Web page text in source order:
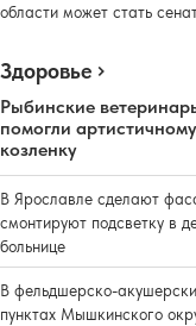
области может стать
Здоровье
Рыбинские
помогли артистичному
козленку
В Ярославле сделают
смонтируют подсветку в
больнице
В фельдшерско-
пунктах Мышкинского